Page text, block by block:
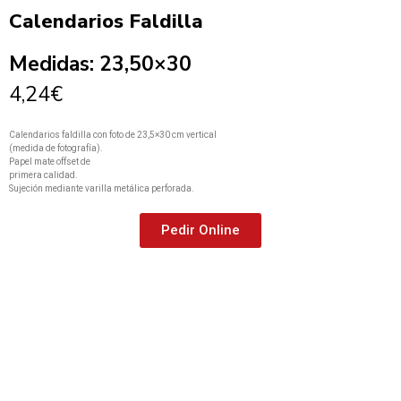
Calendarios Faldilla
Medidas: 23,50×30
4,24€
Calendarios faldilla con foto de 23,5×30 cm vertical
(medida de fotografía).
Papel mate offset de
primera calidad.
Sujeción mediante varilla metálica perforada.
Pedir Online